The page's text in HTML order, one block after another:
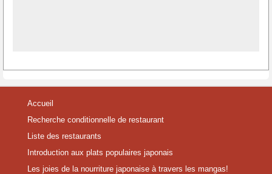
Accueil
Recherche conditionnelle de restaurant
Liste des restaurants
Introduction aux plats populaires japonais
Les joies de la nourriture japonaise à travers les mangas!